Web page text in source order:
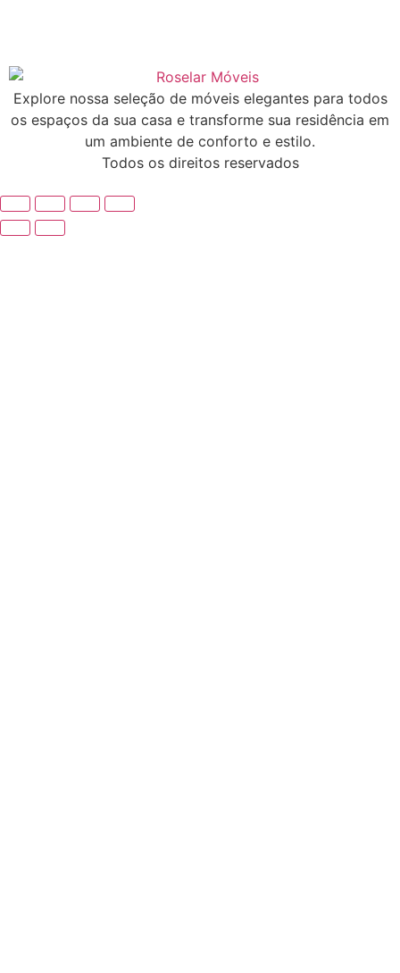
Explore nossa seleção de móveis elegantes para todos
os espaços da sua casa e transforme sua residência em
um ambiente de conforto e estilo.
Todos os direitos reservados